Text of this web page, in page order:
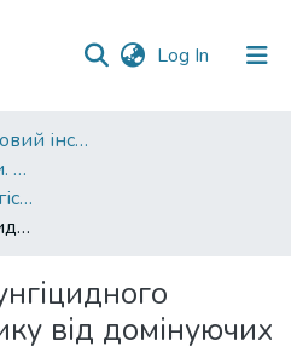
Log In (current)
Навчально-науковий інститут агротехнологій, селекції та екології
Кваліфікаційні роботи. ННІ агротехнологій, селекції та екології
201 «Агрономія» - Магістри 2021-2022
Ефективність фунгіцидного захисту соняшнику від домінуючих хвороб
від домінуючих